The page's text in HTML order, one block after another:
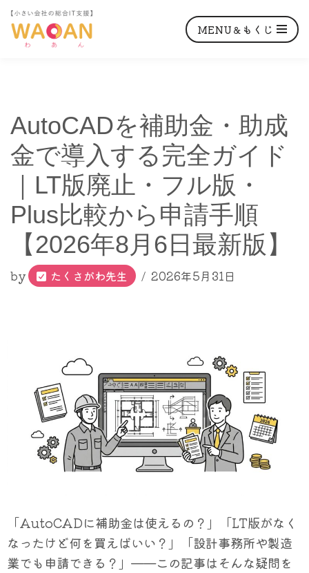
ン
テ
ン
ツ
へ
ス
プ
MENU＆もくじ
AutoCADを補助金・助成
金で導入する完全ガイド
｜LT版廃止・フル版・
Plus比較から申請手順
【2026年8月6日最新版】
by たくさがわ先生 2026年5月31日
「AutoCADに補助金は使えるの？」「LT版がなく
なったけど何を買えばいい？」「設計事務所や製造
業でも申請できる？」——この記事はそんな疑問を